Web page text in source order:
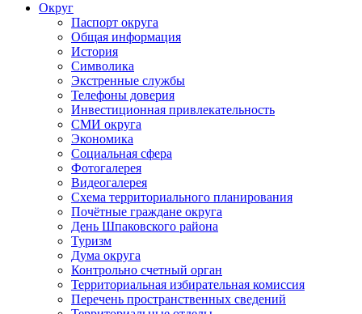
Округ
Паспорт округа
Общая информация
История
Символика
Экстренные службы
Телефоны доверия
Инвестиционная привлекательность
СМИ округа
Экономика
Социальная сфера
Фотогалерея
Видеогалерея
Схема территориального планирования
Почётные граждане округа
День Шпаковского района
Туризм
Дума округа
Контрольно счетный орган
Территориальная избирательная комиссия
Перечень пространственных сведений